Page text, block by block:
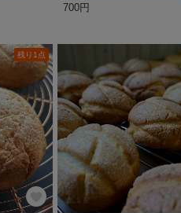
700円
残り1点